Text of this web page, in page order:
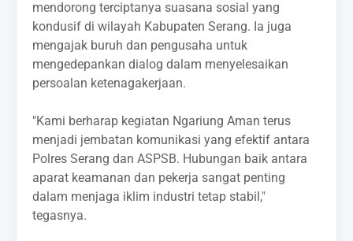
mendorong terciptanya suasana sosial yang
kondusif di wilayah Kabupaten Serang. Ia juga
mengajak buruh dan pengusaha untuk
mengedepankan dialog dalam menyelesaikan
persoalan ketenagakerjaan.
‎"Kami berharap kegiatan Ngariung Aman terus
menjadi jembatan komunikasi yang efektif antara
Polres Serang dan ASPSB. Hubungan baik antara
aparat keamanan dan pekerja sangat penting
dalam menjaga iklim industri tetap stabil,"
tegasnya.